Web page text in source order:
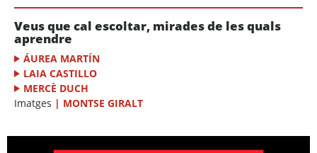
Veus que cal escoltar, mirades de les quals
aprendre
ÁUREA MARTÍN
LAIA CASTILLO
MERCÈ DUCH
Imatges | MONTSE GIRALT